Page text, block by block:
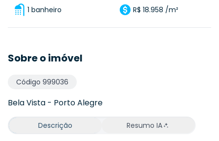
1 banheiro R$ 18.958 /m²
Sobre o imóvel
Código 999036
Bela Vista - Porto Alegre
Descrição Resumo IA